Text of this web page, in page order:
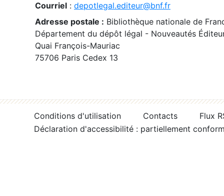
Courriel : depotlegal.editeur@bnf.fr
Adresse postale : Bibliothèque nationale de
Département du dépôt légal - Nouveautés
Quai François-Mauriac
75706 Paris Cedex 13
Conditions d'utilisation Contacts
Flux
Déclaration d'accessibilité : partiellement